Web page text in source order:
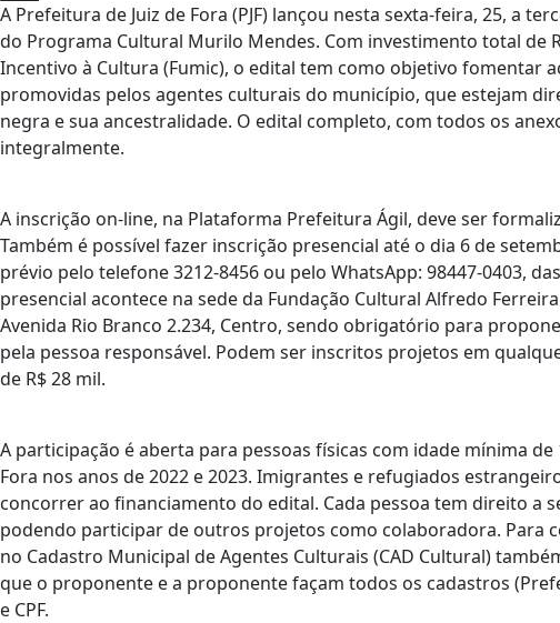
A Prefeitura de Juiz de Fora (PJF) lançou nesta sexta-feira, 25, a
do Programa Cultural Murilo Mendes. Com investimento total de
Incentivo à Cultura (Fumic), o edital tem como objetivo fomentar
promovidas pelos agentes culturais do município, que estejam
negra e sua ancestralidade. O edital completo, com todos os
integralmente.
A inscrição on-line, na Plataforma Prefeitura Ágil, deve ser
Também é possível fazer inscrição presencial até o dia 6 de
prévio pelo telefone 3212-8456 ou pelo WhatsApp: 98447-0403,
presencial acontece na sede da Fundação Cultural Alfredo
Avenida Rio Branco 2.234, Centro, sendo obrigatório para
pela pessoa responsável. Podem ser inscritos projetos em
de R$ 28 mil.
A participação é aberta para pessoas físicas com idade mínima
Fora nos anos de 2022 e 2023. Imigrantes e refugiados
concorrer ao financiamento do edital. Cada pessoa tem direito a
podendo participar de outros projetos como colaboradora. Para
no Cadastro Municipal de Agentes Culturais (CAD Cultural)
que o proponente e a proponente façam todos os cadastros
e CPF.